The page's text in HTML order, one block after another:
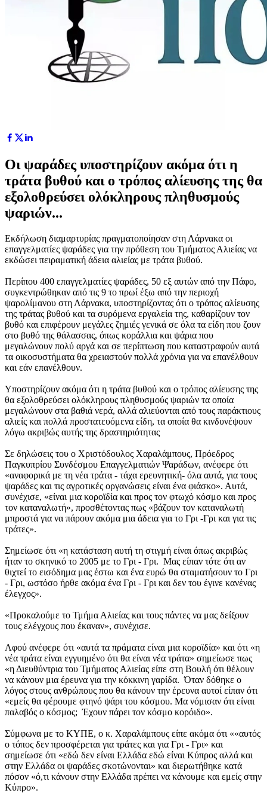
Οι ψαράδες υποστηρίζουν ακόμα ότι η
τράτα βυθού και ο τρόπος αλίευσης της θα
εξολοθρεύσει ολόκληρους πληθυσμούς
ψαριών...
Εκδήλωση διαμαρτυρίας πραγματοποίησαν στη Λάρνακα οι
επαγγελματίες ψαράδες για την πρόθεση του Τμήματος Αλιείας να
εκδώσει πειραματική άδεια αλιείας με τράτα βυθού.
Περίπου 400 επαγγελματίες ψαράδες, 50 εξ αυτών από την Πάφο,
συγκεντρώθηκαν από τις 9 το πρωί έξω από την περιοχή
ψαρολίμανου στη Λάρνακα, υποστηρίζοντας ότι ο τρόπος αλίευσης
της τράτας βυθού και τα συρόμενα εργαλεία της, καθαρίζουν τον
βυθό και επιφέρουν μεγάλες ζημιές γενικά σε όλα τα είδη που ζουν
στο βυθό της θάλασσας, όπως κοράλλια και ψάρια που
μεγαλώνουν πολύ αργά και σε περίπτωση που καταστραφούν αυτά
τα οικοσυστήματα θα χρειαστούν πολλά χρόνια για να επανέλθουν
και εάν επανέλθουν.
Υποστηρίζουν ακόμα ότι η τράτα βυθού και ο τρόπος αλίευσης της
θα εξολοθρεύσει ολόκληρους πληθυσμούς ψαριών τα οποία
μεγαλώνουν στα βαθιά νερά, αλλά αλιεύονται από τους παράκτιους
αλιείς και πολλά προστατευόμενα είδη, τα οποία θα κινδυνέψουν
λόγω ακριβώς αυτής της δραστηριότητας
Σε δηλώσεις του ο Χριστόδουλος Χαραλάμπους, Πρόεδρος
Παγκυπρίου Συνδέσμου Επαγγελματιών Ψαράδων, ανέφερε ότι
«αναφορικά με τη νέα τράτα - τάχα ερευνητική- όλα αυτά, για τους
ψαράδες και τις αγροτικές οργανώσεις είναι ένα φιάσκο». Αυτά,
συνέχισε, «είναι μια κοροϊδία και προς τον φτωχό κόσμο και προς
τον καταναλωτή», προσθέτοντας πως «βάζουν τον καταναλωτή
μπροστά για να πάρουν ακόμα μια άδεια για το Γρι -Γρι και για τις
τράτες».
Σημείωσε ότι «η κατάσταση αυτή τη στιγμή είναι όπως ακριβώς
ήταν το σκηνικό το 2005 με το Γρι - Γρι. Μας είπαν τότε ότι αν
θιχτεί το εισόδημα μας έστω και ένα ευρώ θα σταματήσουν το Γρι
- Γρι, ωστόσο ήρθε ακόμα ένα Γρι - Γρι και δεν του έγινε κανένας
έλεγχος».
«Προκαλούμε το Τμήμα Αλιείας και τους πάντες να μας δείξουν
τους ελέγχους που έκαναν», συνέχισε.
Αφού ανέφερε ότι «αυτά τα πράματα είναι μια κοροϊδία» και ότι «η
νέα τράτα είναι εγγυημένο ότι θα είναι νέα τράτα» σημείωσε πως
«η Διευθύντρια του Τμήματος Αλιείας είπε στη Βουλή ότι θέλουν
να κάνουν μια έρευνα για την κόκκινη γαρίδα. Όταν δόθηκε ο
λόγος στους ανθρώπους που θα κάνουν την έρευνα αυτοί είπαν ότι
«εμείς θα φέρουμε φτηνό ψάρι του κόσμου. Μα νόμισαν ότι είναι
παλαβός ο κόσμος; Έχουν πάρει τον κόσμο κορόιδο».
Σύμφωνα με το ΚΥΠΕ, ο κ. Χαραλάμπους είπε ακόμα ότι ««αυτός
ο τόπος δεν προσφέρεται για τράτες και για Γρι - Γρι» και
σημείωσε ότι «εδώ δεν είναι Ελλάδα εδώ είναι Κύπρος αλλά και
στην Ελλάδα οι ψαράδες σκοτώνονται» και διερωτήθηκε κατά
πόσον «ό,τι κάνουν στην Ελλάδα πρέπει να κάνουμε και εμείς στην
Κύπρο».